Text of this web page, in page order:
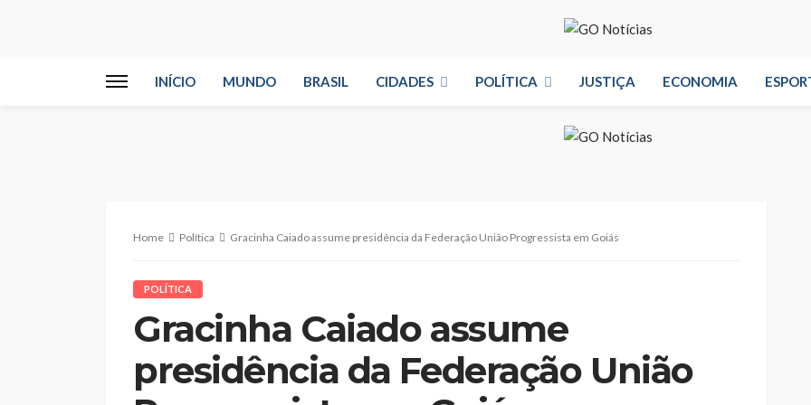
INÍCIO MUNDO BRASIL CIDADES POLÍTICA JUSTIÇA ECONOMIA
Home Política Gracinha Caiado assume presidência da Federação União Progressista em Goiás
POLÍTICA
Gracinha Caiado assume
presidência da Federação União